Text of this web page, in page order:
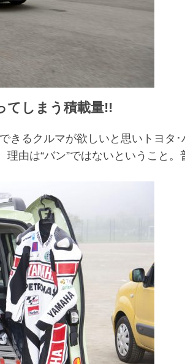
しまう積載量!!
きるクルマが欲しいと思いトヨタ･
由は“バン”ではないということ。